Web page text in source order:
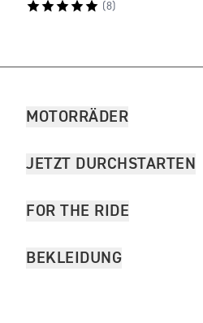
(8)
MOTORRÄDER
JETZT DURCHSTARTEN
FOR THE RIDE
BEKLEIDUNG